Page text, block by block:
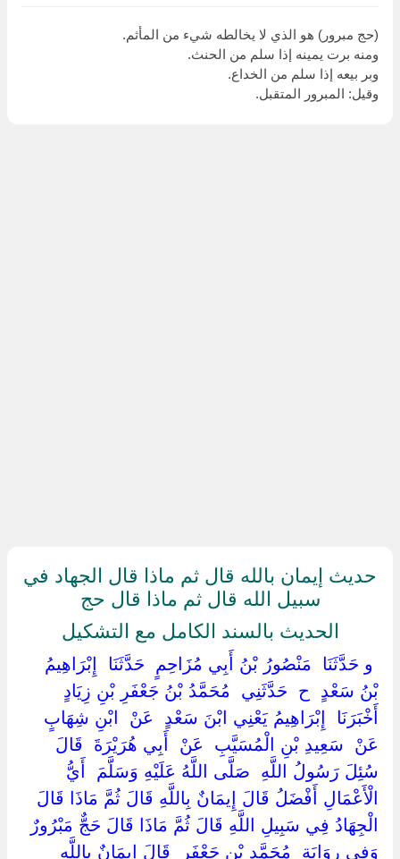
(حج مبرور) هو الذي لا يخالطه شيء من المأثم.
ومنه برت يمينه إذا سلم من الحنث.
وبر بيعه إذا سلم من الخداع.
وقيل: المبرور المتقبل.
حديث إيمان بالله قال ثم ماذا قال الجهاد في
سبيل الله قال ثم ماذا قال حج
الحديث بالسند الكامل مع التشكيل
‏ ‏و حَدَّثَنَا ‏ ‏مَنْصُورُ بْنُ أَبِي مُزَاحِمٍ ‏ ‏حَدَّثَنَا ‏ ‏إِبْرَاهِيمُ
بْنُ سَعْدٍ ‏ ‏ح ‏ ‏حَدَّثَنِي ‏ ‏مُحَمَّدُ بْنُ جَعْفَرِ بْنِ زِيَادٍ ‏
‏أَخْبَرَنَا ‏ ‏إِبْرَاهِيمُ يَعْنِي ابْنَ سَعْدٍ ‏ ‏عَنْ ‏ ‏ابْنِ شِهَابٍ ‏
‏عَنْ ‏ ‏سَعِيدِ بْنِ الْمُسَيَّبِ ‏ ‏عَنْ ‏ ‏أَبِي هُرَيْرَةَ ‏ ‏قَالَ ‏
‏سُئِلَ رَسُولُ اللَّهِ ‏ ‏صَلَّى اللَّهُ عَلَيْهِ وَسَلَّمَ ‏ ‏أَيُّ
الْأَعْمَالِ أَفْضَلُ قَالَ إِيمَانٌ بِاللَّهِ قَالَ ثُمَّ مَاذَا قَالَ
الْجِهَادُ فِي سَبِيلِ اللَّهِ قَالَ ثُمَّ مَاذَا قَالَ حَجٌّ مَبْرُورٌ ‏
‏وَفِي رِوَايَةِ ‏ ‏مُحَمَّدِ بْنِ جَعْفَرٍ ‏ ‏قَالَ إِيمَانٌ بِاللَّهِ